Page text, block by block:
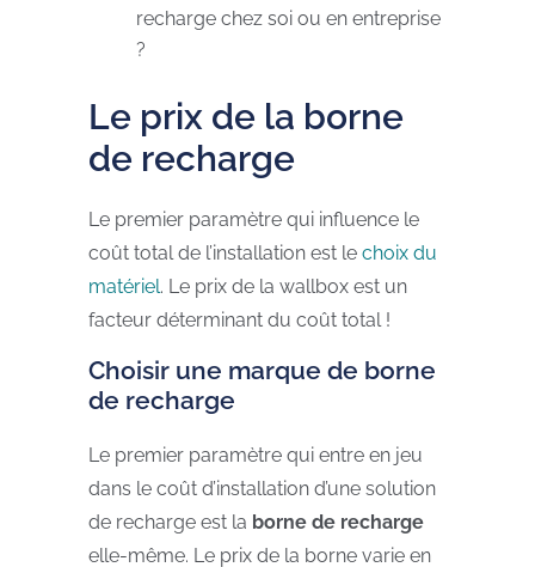
recharge chez soi ou en entreprise
?
Le prix de la borne
de recharge
Le premier paramètre qui influence le
coût total de l’installation est le choix du
matériel. Le prix de la wallbox est un
facteur déterminant du coût total !
Choisir une marque de borne
de recharge
Le premier paramètre qui entre en jeu
dans le coût d’installation d’une solution
de recharge est la borne de recharge
elle-même. Le prix de la borne varie en